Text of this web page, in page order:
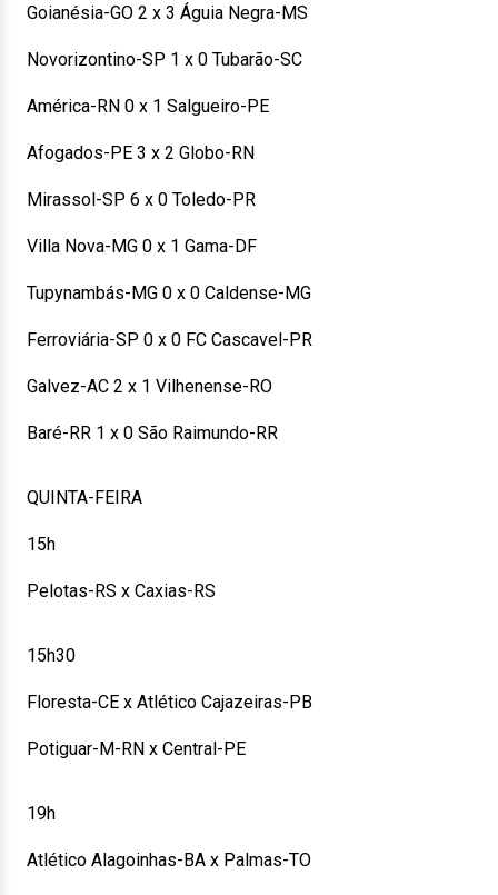
Goianésia-GO 2 x 3 Águia Negra-MS
Novorizontino-SP 1 x 0 Tubarão-SC
América-RN 0 x 1 Salgueiro-PE
Afogados-PE 3 x 2 Globo-RN
Mirassol-SP 6 x 0 Toledo-PR
Villa Nova-MG 0 x 1 Gama-DF
Tupynambás-MG 0 x 0 Caldense-MG
Ferroviária-SP 0 x 0 FC Cascavel-PR
Galvez-AC 2 x 1 Vilhenense-RO
Baré-RR 1 x 0 São Raimundo-RR
QUINTA-FEIRA
15h
Pelotas-RS x Caxias-RS
15h30
Floresta-CE x Atlético Cajazeiras-PB
Potiguar-M-RN x Central-PE
19h
Atlético Alagoinhas-BA x Palmas-TO